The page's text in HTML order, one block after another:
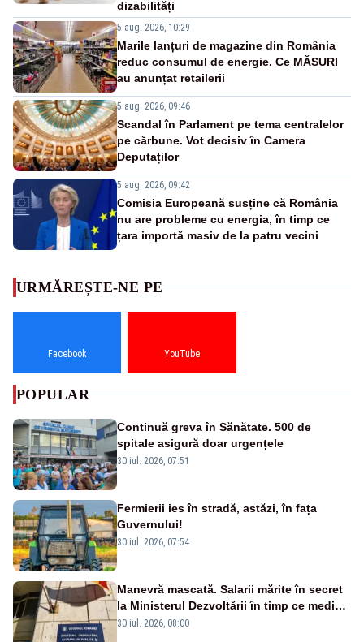
dizabilități
5 aug. 2026, 10:29
Marile lanțuri de magazine din România
reduc consumul de energie. Ce MĂSURI
au anunțat retailerii
5 aug. 2026, 09:46
Scandal în Parlament pe tema centralelor
pe cărbune. Vot decisiv în Camera
Deputaților
5 aug. 2026, 09:42
Comisia Europeană susține că România
nu are probleme cu energia, în timp ce
țara importă masiv de la patru vecini
URMĂREȘTE-NE PE
Facebook YouTube
POPULAR
Continuă greva în Sănătate. 500 de
spitale asigură doar urgențele
30 iul. 2026, 07:51
Fermierii ies în stradă, astăzi, în fața
Guvernului!
30 iul. 2026, 07:54
Manevră mascată. Salarii mărite în secret
la Ministerul Dezvoltării în timp ce medicii
ies în stradă
30 iul. 2026, 08:00